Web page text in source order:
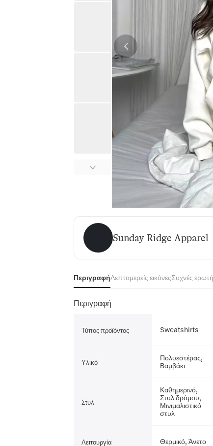
Sunday Ridge Apparel
Sunday Ridge Apparel
ΠεριγραφήΛεπτομερείς εικόνεςΣυχνές
Περιγραφή
Τύπος προϊόντος Sweatshirts
Υλικό
Πολυεστέρας,
Βαμβάκι
Στυλ
Καθημερινό,
Στυλ δρόμου,
Μινιμαλιστικό
στυλ
Λειτουργία Θερμικό, Άνετο